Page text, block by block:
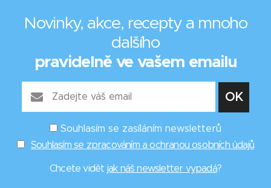
Novinky, akce, recepty a mnoho
dalšího
pravidelně ve vašem emailu
Souhlasím se zasíláním newsletterů
Souhlasím se zpracováním a ochranou osobních údajů
Chcete vidět jak náš newsletter vypadá?